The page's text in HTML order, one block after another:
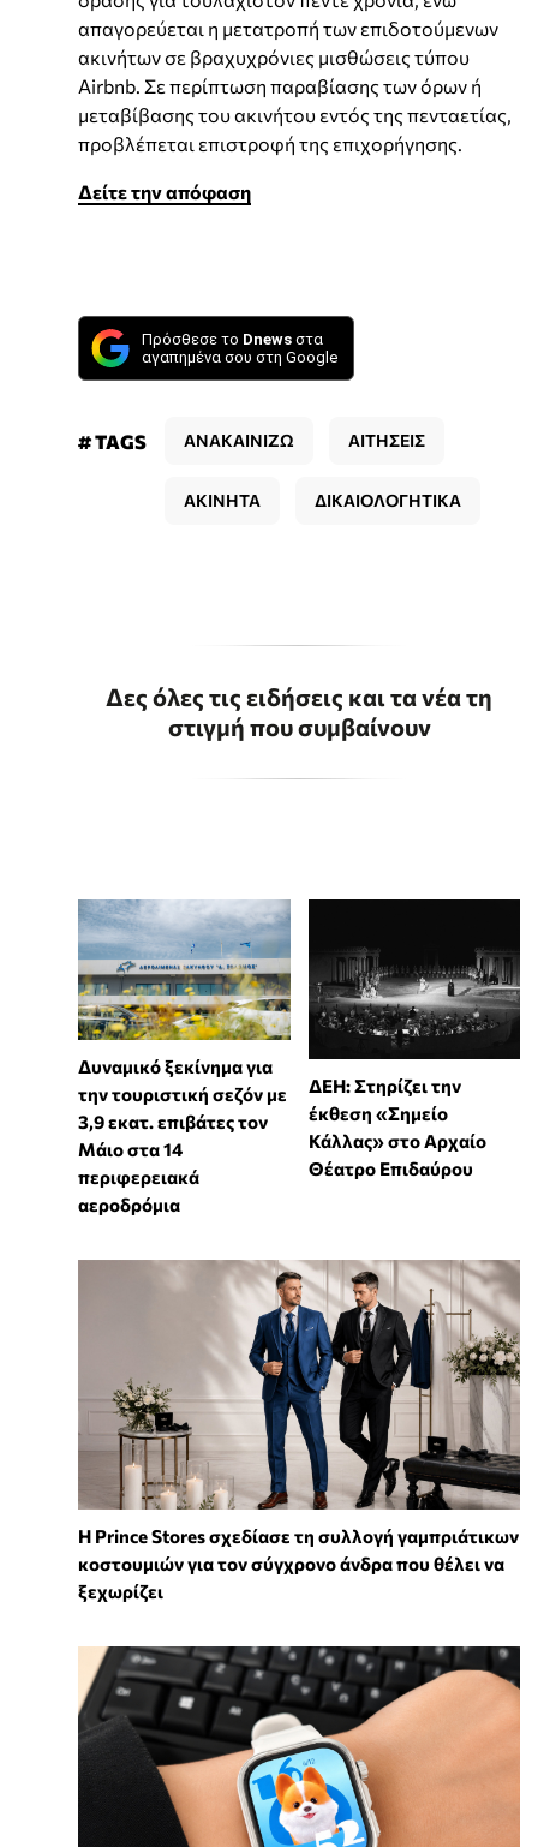
απαγορεύεται η μετατροπή των επιδοτούμενων
ακινήτων σε βραχυχρόνιες μισθώσεις τύπου
Airbnb. Σε περίπτωση παραβίασης των όρων ή
μεταβίβασης του ακινήτου εντός της πενταετίας,
προβλέπεται επιστροφή της επιχορήγησης.
Δείτε την απόφαση
Πρόσθεσε το Dnews στα
αγαπημένα σου στη Google
# TAGS ΑΝΑΚΑΙΝΙΖΩ ΑΙΤΗΣΕΙΣ
ΑΚΙΝΗΤΑ ΔΙΚΑΙΟΛΟΓΗΤΙΚΑ
Δες όλες τις ειδήσεις και τα νέα τη
στιγμή που συμβαίνουν
Δυναμικό ξεκίνημα για
την τουριστική σεζόν με
3,9 εκατ. επιβάτες τον
Μάιο στα 14
περιφερειακά
αεροδρόμια
ΔΕΗ: Στηρίζει την
έκθεση «Σημείο
Κάλλας» στο Αρχαίο
Θέατρο Επιδαύρου
Η Prince Stores σχεδίασε τη συλλογή γαμπριάτικων
κοστουμιών για τον σύγχρονο άνδρα που θέλει να
ξεχωρίζει